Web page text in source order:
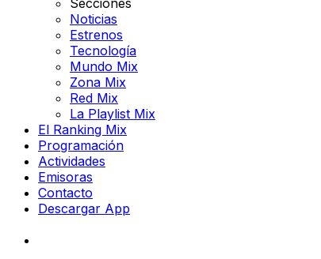
Secciones
Noticias
Estrenos
Tecnología
Mundo Mix
Zona Mix
Red Mix
La Playlist Mix
El Ranking Mix
Programación
Actividades
Emisoras
Contacto
Descargar App